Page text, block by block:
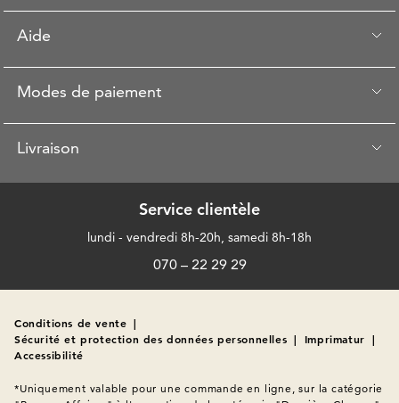
Aide
Modes de paiement
Livraison
Service clientèle
lundi - vendredi 8h-20h, samedi 8h-18h
070 – 22 29 29
Conditions de vente |
Sécurité et protection des données personnelles | Imprimatur |
Accessibilité
*Uniquement valable pour une commande en ligne, sur la catégorie